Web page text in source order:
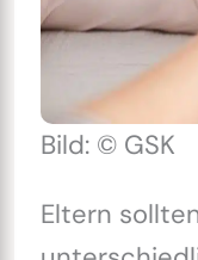
Bild: © GSK
Eltern